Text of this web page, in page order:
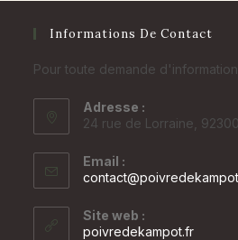
Informations De Contact
Pour toute demande d'information
Adresse :
24 rue de Lorraine,
Email :
Site web :
poivredekampot.fr